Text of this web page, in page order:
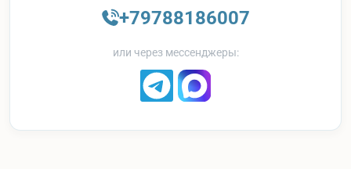
+79788186007
или через мессенджеры: